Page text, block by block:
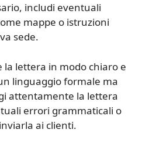
includi eventuali
mappe o istruzioni
sede.
la lettera in modo chiaro e
linguaggio formale ma
attentamente la lettera
errori grammaticali o
ai clienti.